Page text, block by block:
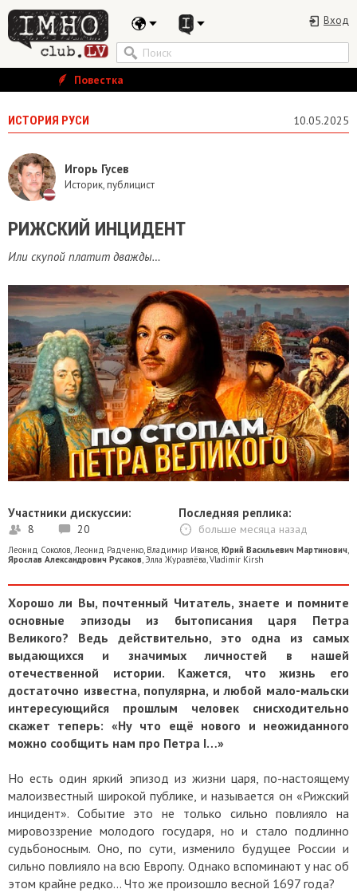
Вход
Повестка
ИСТОРИЯ РУСИ 10.05.2025
Игорь Гусев
Историк, публицист
​РИЖСКИЙ ИНЦИДЕНТ
Или скупой платит дважды…
Участники дискуссии:
8 20
Последняя реплика:
больше месяца назад
Леонид Соколов Леонид Радченко, Владимир Иванов Юрий Васильевич Мартинович
Ярослав Александрович Русаков Элла Журавлёва Vladimir Kirsh
Хорошо ли Вы, почтенный Читатель, знаете и помните
основные эпизоды из бытописания царя Петра
Великого? Ведь действительно, это одна из самых
выдающихся и значимых личностей в нашей
отечественной истории. Кажется, что жизнь его
достаточно известна, популярна, и любой мало-мальски
интересующийся прошлым человек снисходительно
скажет теперь: «Ну что ещё нового и неожиданного
можно сообщить нам про Петра I…»
Но есть один яркий эпизод из жизни царя, по-настоящему
малоизвестный широкой публике, и называется он «Рижский
инцидент». Событие это не только сильно повлияло на
мировоззрение молодого государя, но и стало подлинно
судьбоносным. Оно, по сути, изменило будущее России и
сильно повлияло на всю Европу. Однако вспоминают у нас об
этом крайне редко… Что же произошло весной 1697 года?